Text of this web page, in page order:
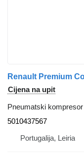
Cijena na upit
Pneumatski kompresor
5010437567
Portugalija, Leiria